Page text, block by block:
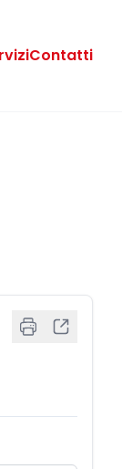
Contatti